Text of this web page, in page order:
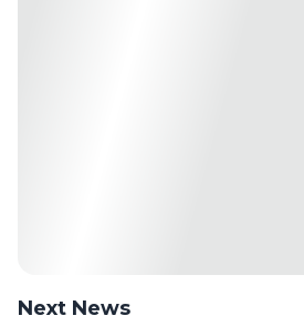
Next News